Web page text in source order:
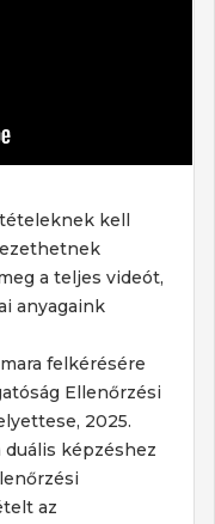
kell
a teljes videót,
anyagaink
felkérésére
Ellenőrzési
2025.
duális képzéshez
az